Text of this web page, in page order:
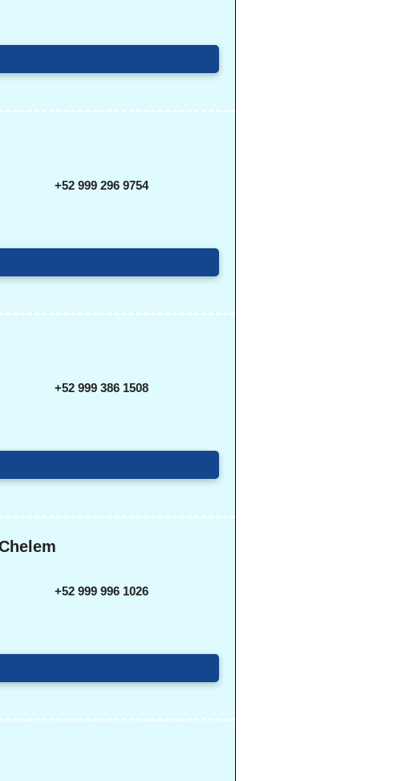
+52 999 296 9754
+52 999 386 1508
+52 999 996 1026